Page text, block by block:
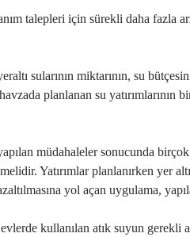
talepleri için sürekli daha
sularının miktarının, su
planlanan su
müdahaleler sonucunda
Yatırımlar planlanırken yer
yol açan uygulama,
kullanılan atık suyun